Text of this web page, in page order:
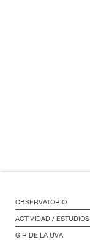
OBSERVATORIO
ACTIVIDAD / ESTUDIOS
GIR DE LA UVA